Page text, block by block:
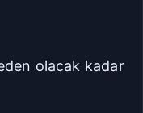
olacak kadar